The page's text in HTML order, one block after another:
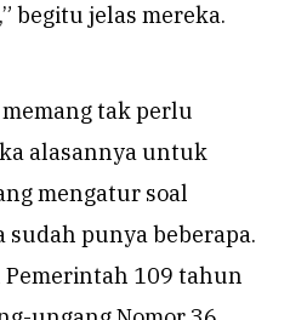
begitu jelas mereka.
tak perlu
alasannya untuk
mengatur soal
sudah punya beberapa.
Pemerintah 109 tahun